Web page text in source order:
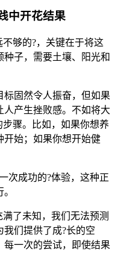
中开花结果
够的?，关键在于将这
子，需要土壤、阳光和
固然令人振奋，但如果
产生挫败感。不如将大
步骤。比如，如果你想养
开始；如果你想开始健
次成功的?体验，这种正
了未知，我们无法预测
们提供了成?长的空
每一次的尝试，即使结果